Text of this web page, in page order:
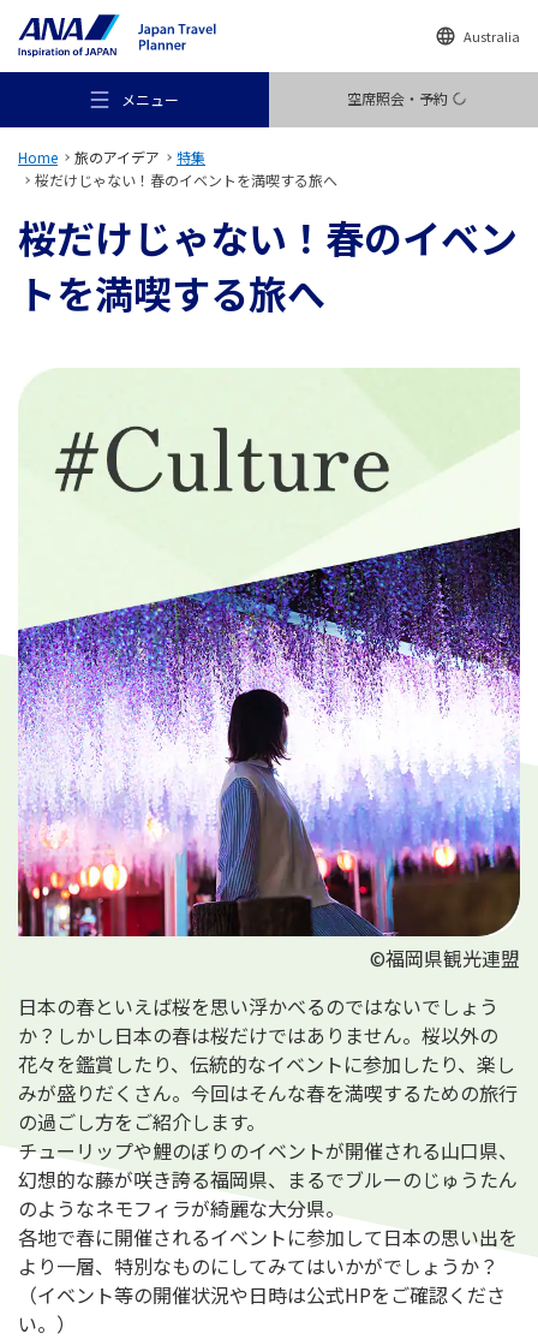
Australia
メニュー 空席照会・予約
おすすめの旅
旅のアイデア
行き先
ANA サービス
閉じる
Home 旅のアイデア
特集
桜だけじゃない！春のイベントを満喫する旅へ
桜だけじゃない！春のイベン
トを満喫する旅へ
©福岡県観光連盟
日本の春といえば桜を思い浮かべるのではないでしょう
か？しかし日本の春は桜だけではありません。桜以外の
花々を鑑賞したり、伝統的なイベントに参加したり、楽し
みが盛りだくさん。今回はそんな春を満喫するための旅行
の過ごし方をご紹介します。
チューリップや鯉のぼりのイベントが開催される山口県、
幻想的な藤が咲き誇る福岡県、まるでブルーのじゅうたん
のようなネモフィラが綺麗な大分県。
各地で春に開催されるイベントに参加して日本の思い出を
より一層、特別なものにしてみてはいかがでしょうか？
（イベント等の開催状況や日時は公式HPをご確認くださ
い。）